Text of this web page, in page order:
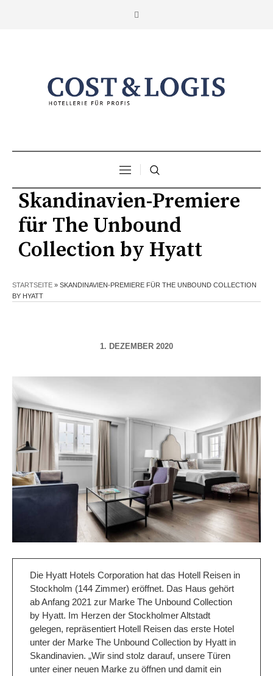
Skandinavien-Premiere
für The Unbound
Collection by Hyatt
STARTSEITE » SKANDINAVIEN-PREMIERE FÜR THE UNBOUND COLLECTION
BY HYATT
1. DEZEMBER 2020
Die Hyatt Hotels Corporation hat das Hotell Reisen in
Stockholm (144 Zimmer) eröffnet. Das Haus gehört
ab Anfang 2021 zur Marke The Unbound Collection
by Hyatt. Im Herzen der Stockholmer Altstadt
gelegen, repräsentiert Hotell Reisen das erste Hotel
unter der Marke The Unbound Collection by Hyatt in
Skandinavien. „Wir sind stolz darauf, unsere Türen
unter einer neuen Marke zu öffnen und damit ein